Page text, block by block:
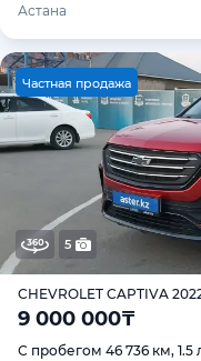
Астана
Частная продажа
5
CHEVROLET CAPTIVA
9 000 000₸
С пробегом 46 736 км, 1.5